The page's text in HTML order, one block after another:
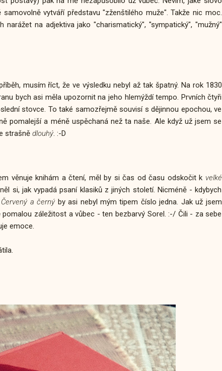
vytváří představu "zženštilého muže". Takže nic moc.
na adjektiva jako "charismatický", "sympatický", "mužný"
musím říct, že ve výsledku nebyl až tak špatný. Na rok 1830
bych asi měla upozornit na jeho hlemýždí tempo. Prvních čtyři
stovce. To také samozřejmě souvisí s dějinnou epochou, ve
pomalejší a méně uspěchaná než ta naše. Ale když už jsem se
strašně dlouhý. :-D
věnuje knihám a čtení, měl by si čas od času odskočit k velké
si, jak vypadá psaní klasiků z jiných století. Nicméně - kdybych
Červený a černýby asi nebyl mým tipem číslo jedna. Jak už jsem
záležitost a vůbec - ten bezbarvý Sorel. :-/ Čili - za sebe
emoce.